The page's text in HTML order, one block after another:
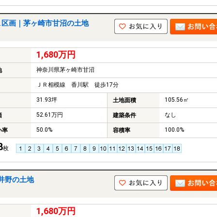
画｜茅ヶ崎市甘沼の土地
1,680万円
神奈川県茅ヶ崎市甘沼
ＪＲ相模線 香川駅 徒歩17分
31.93坪 土地面積 105.56㎡
52.61万円 建築条件 なし
率 50.0% 容積率 100.0%
枚
野の土地
1,680万円